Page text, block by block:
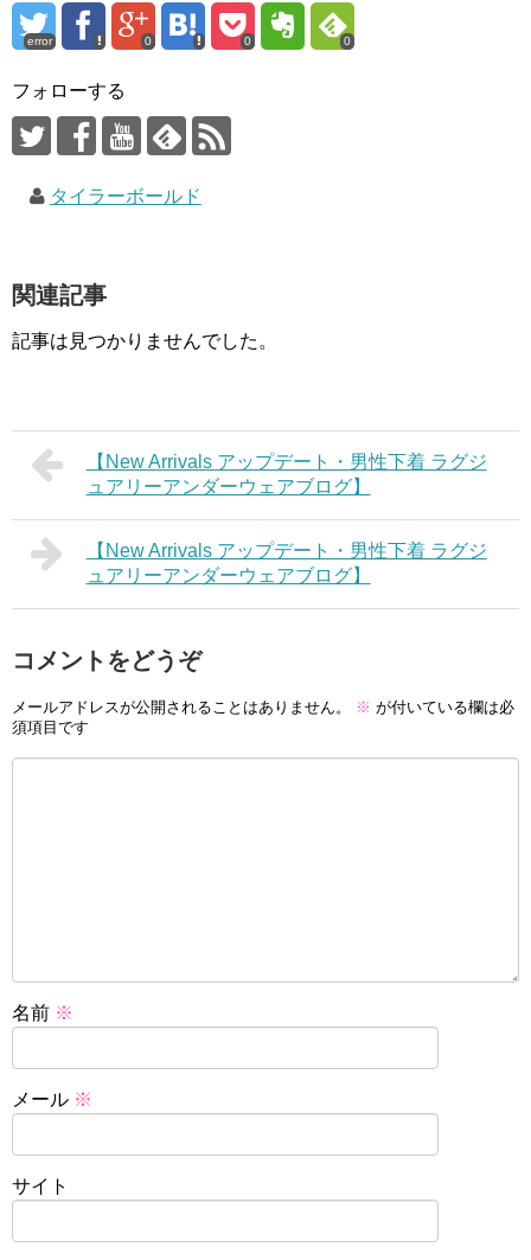
error 0 0 0
フォローする
タイラーボールド
関連記事
記事は見つかりませんでした。
【New Arrivals アップデート・男性下着 ラグジ
ュアリーアンダーウェアブログ】
【New Arrivals アップデート・男性下着 ラグジ
ュアリーアンダーウェアブログ】
コメントをどうぞ
メールアドレスが公開されることはありません。 ※ が付いている欄は必
須項目です
名前 ※
メール ※
サイト